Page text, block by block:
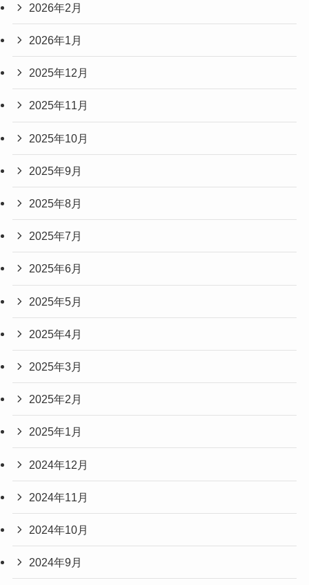
2026年2月
2026年1月
2025年12月
2025年11月
2025年10月
2025年9月
2025年8月
2025年7月
2025年6月
2025年5月
2025年4月
2025年3月
2025年2月
2025年1月
2024年12月
2024年11月
2024年10月
2024年9月